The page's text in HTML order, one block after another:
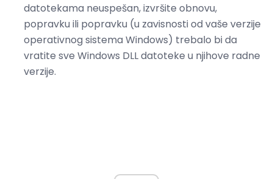
datotekama neuspešan, izvršite obnovu,
popravku ili popravku (u zavisnosti od vaše verzije
operativnog sistema Windows) trebalo bi da
vratite sve Windows DLL datoteke u njihove radne
verzije.